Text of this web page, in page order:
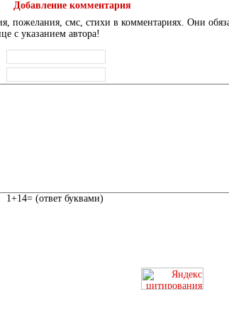
Добавление комментария
пожелания, смс, стихи в комментариях. Они
с указанием автора!
1+14= (ответ буквами)